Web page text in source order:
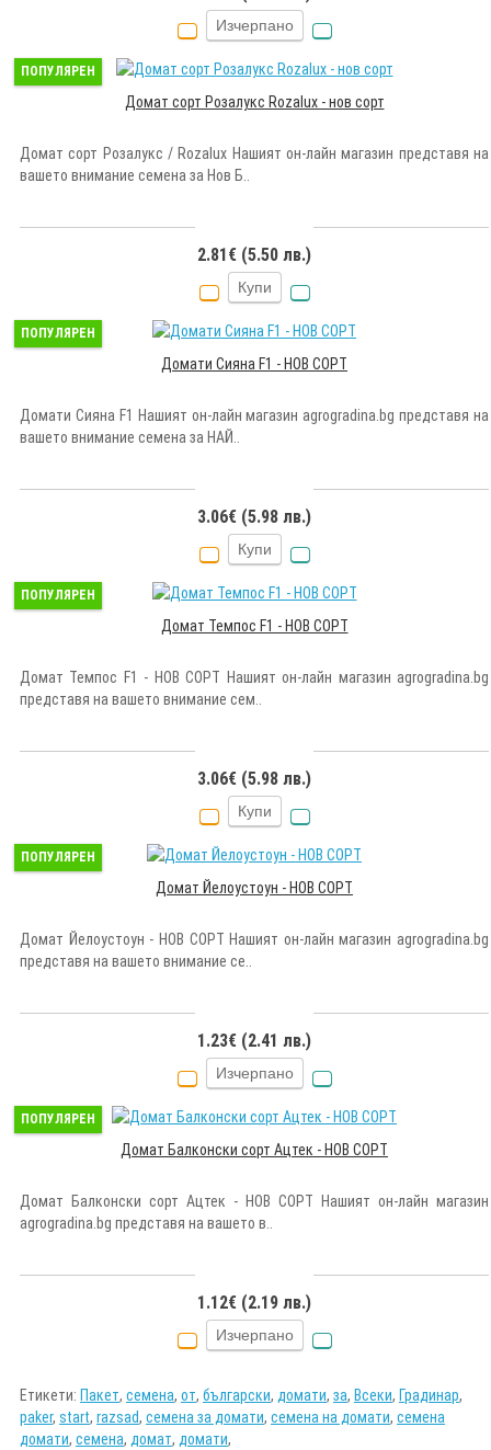
Изчерпано
ПОПУЛЯРЕН
Домат сорт Розалукс Rozalux - нов сорт
Домат сорт Розалукс / Rozalux Нашият он-лайн магазин представя на
вашето внимание семена за Нов Б..
2.81€ (5.50 лв.)
Купи
ПОПУЛЯРЕН
Домати Сияна F1 - НОВ СОРТ
Домати Сияна F1 Нашият он-лайн магазин agrogradina.bg представя на
вашето внимание семена за НАЙ..
3.06€ (5.98 лв.)
Купи
ПОПУЛЯРЕН
Домат Темпос F1 - НОВ СОРТ
Домат Темпос F1 - НОВ СОРТ Нашият он-лайн магазин agrogradina.bg
представя на вашето внимание сем..
3.06€ (5.98 лв.)
Купи
ПОПУЛЯРЕН
Домат Йелоустоун - НОВ СОРТ
Домат Йелоустоун - НОВ СОРТ Нашият он-лайн магазин agrogradina.bg
представя на вашето внимание се..
1.23€ (2.41 лв.)
Изчерпано
ПОПУЛЯРЕН
Домат Балконски сорт Ацтек - НОВ СОРТ
Домат Балконски сорт Ацтек - НОВ СОРТ Нашият он-лайн магазин
agrogradina.bg представя на вашето в..
1.12€ (2.19 лв.)
Изчерпано
Етикети: Пакет, семена, от, български, домати, за, Всеки, Градинар,
paker, start, razsad, семена за домати, семена на домати, семена
домати, семена, домат, домати,